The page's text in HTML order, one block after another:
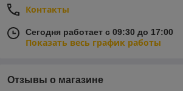
Контакты
Сегодня работает с 09:30 до 17:00
Показать весь график работы
Отзывы о магазине